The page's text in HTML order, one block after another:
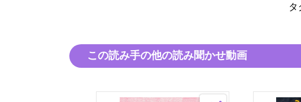
タ
この読み手の他の読み聞かせ動画